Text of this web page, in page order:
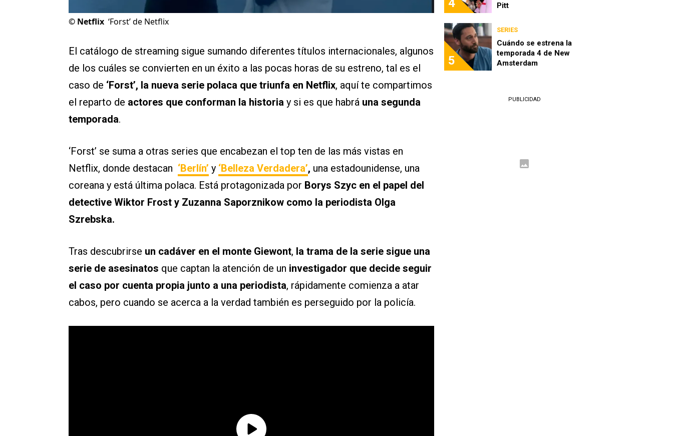
© Netflix ‘Forst’ de Netflix
El catálogo de streaming sigue sumando diferentes títulos internacionales, algunos
de los cuáles se convierten en un éxito a las pocas horas de su estreno, tal es el
caso de ‘Forst’, la nueva serie polaca que triunfa en Netflix, aquí te compartimos
el reparto de actores que conforman la historia y si es que habrá una segunda
temporada.
‘Forst’ se suma a otras series que encabezan el top ten de las más vistas en
Netflix, donde destacan ‘Berlín’ y ‘Belleza Verdadera’, una estadounidense, una
coreana y está última polaca. Está protagonizada por Borys Szyc en el papel del
detective Wiktor Frost y Zuzanna Saporznikow como la periodista Olga
Szrebska.
Tras descubrirse un cadáver en el monte Giewont, la trama de la serie sigue una
serie de asesinatos que captan la atención de un investigador que decide seguir
el caso por cuenta propia junto a una periodista, rápidamente comienza a atar
cabos, pero cuando se acerca a la verdad también es perseguido por la policía.
4 Pitt
5
SERIES
Cuándo se estrena la
temporada 4 de New
Amsterdam
PUBLICIDAD